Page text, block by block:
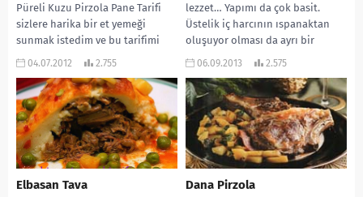
Püreli Kuzu Pirzola Pane Tarifi
sizlere harika bir et yemeği
sunmak istedim ve bu tarifimi
seçtim. Umuyorum ki sizlerin
04.07.2012 2.755
lezzet… Yapımı da çok basit.
Üstelik iç harcının ıspanaktan
oluşuyor olması da ayrı bir
lezzet...
06.09.2013 2.575
Elbasan Tava Dana Pirzola